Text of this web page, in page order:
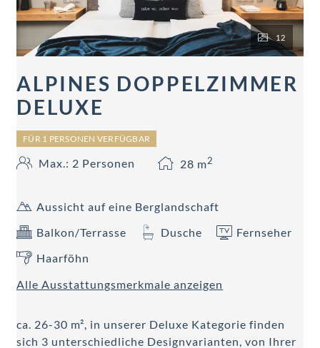
12
ALPINES DOPPELZIMMER
DELUXE
FÜR 1 PERSONEN VERFÜGBAR
Max.: 2 Personen 28 m2
Aussicht auf eine Berglandschaft
Balkon/Terrasse
Dusche
Fernseher
Haarföhn
Alle Ausstattungsmerkmale anzeigen
ca. 26-30 m², in unserer Deluxe Kategorie finden
sich 3 unterschiedliche Designvarianten, von Ihrer